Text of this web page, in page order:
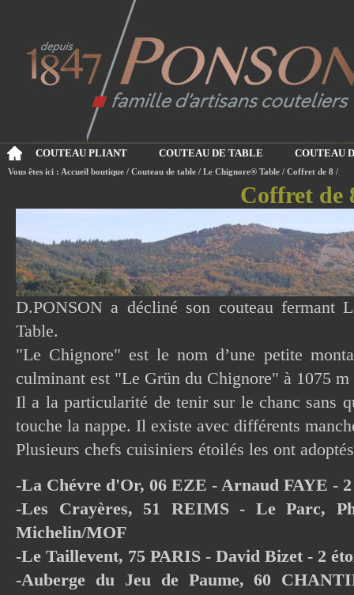
COUTEAU PLIANT COUTEAU DE TABLE COUTEAU
Vous êtes ici : Accueil boutique / Couteau de table / Le Chignore® Table / Coffret de 8 /
Coffret de
D.PONSON a décliné son couteau fermant
Table.
"Le Chignore" est le nom d’une petite
culminant est "Le Grün du Chignore" à 1075 m
Il a la particularité de tenir sur le chanc sans
touche la nappe. Il existe avec différents
Plusieurs chefs cuisiniers étoilés les ont
-La Chévre d'Or, 06 EZE - Arnaud FAYE -
-Les Crayères, 51 REIMS - Le Parc,
Michelin/MOF
-Le Taillevent, 75 PARIS - David Bizet - 2
-Auberge du Jeu de Paume, 60